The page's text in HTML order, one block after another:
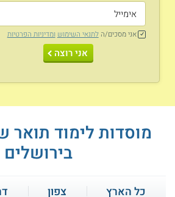
אני מסכים/הלתנאי השימוש ומדיניות הפרטיות
אני רוצה
מוסדות לימוד תואר
בירושלים
כל הארץ צפון